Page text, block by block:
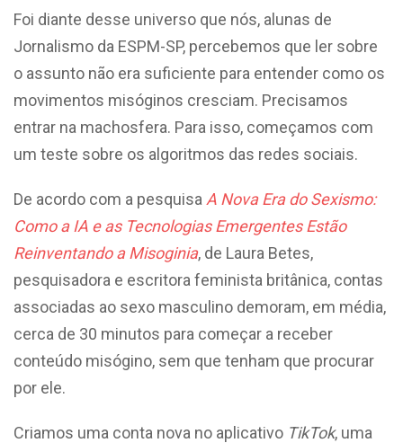
Foi diante desse universo que nós, alunas de
Jornalismo da ESPM-SP, percebemos que ler sobre
o assunto não era suficiente para entender como os
movimentos misóginos cresciam. Precisamos
entrar na machosfera. Para isso, começamos com
um teste sobre os algoritmos das redes sociais.
De acordo com a pesquisa A Nova Era do Sexismo:
Como a IA e as Tecnologias Emergentes Estão
Reinventando a Misoginia, de Laura Betes,
pesquisadora e escritora feminista britânica, contas
associadas ao sexo masculino demoram, em média,
cerca de 30 minutos para começar a receber
conteúdo misógino, sem que tenham que procurar
por ele.
Criamos uma conta nova no aplicativo TikTok, uma